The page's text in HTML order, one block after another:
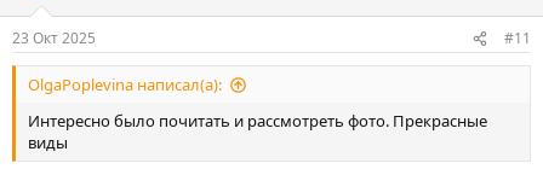
23 Окт 2025 #11
OlgaPoplevina написал(а):
Интересно было почитать и рассмотреть фото. Прекрасные
виды